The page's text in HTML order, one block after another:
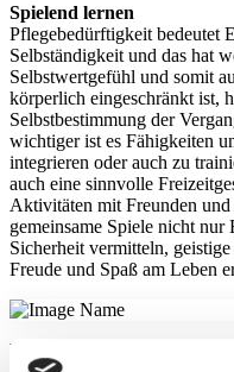
Spielend lernen
Pflegebedürftigkeit bedeutet
Selbständigkeit und das hat
Selbstwertgefühl und somit
körperlich eingeschränkt ist,
Selbstbestimmung der
wichtiger ist es Fähigkeiten
integrieren oder auch zu
auch eine sinnvolle
Aktivitäten mit Freunden
gemeinsame Spiele nicht
Sicherheit vermitteln,
Freude und Spaß am Leben
MDK Begutachtung